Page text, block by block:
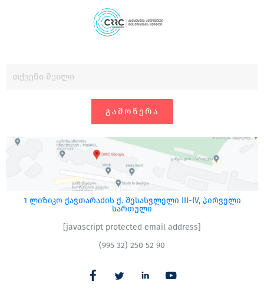
ᲒᲐᲛᲝᲬᲔᲠᲐ
1 ლიზიკო ქავთარაძის ქ. შესასვლელი III-IV, პირველი
სართული
[javascript protected email address]
(995 32) 250 52 90